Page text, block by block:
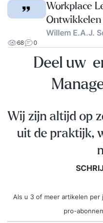
Workplace
Ontwikkelen
Redding van
Willem E.A.J.
68 0
Deel uw
Wij zijn altijd op
uit de praktijk,
Als u 3 of meer artikelen
pro-